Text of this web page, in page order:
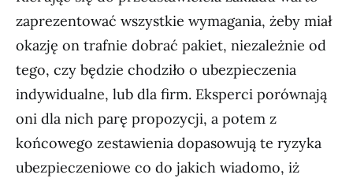
zaprezentować wszystkie wymagania, żeby miał
okazję on trafnie dobrać pakiet, niezależnie od
tego, czy będzie chodziło o ubezpieczenia
indywidualne, lub dla firm. Eksperci porównają
oni dla nich parę propozycji, a potem z
końcowego zestawienia dopasowują te ryzyka
ubezpieczeniowe co do jakich wiadomo, iż